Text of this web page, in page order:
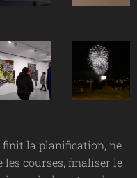
finit la planification, ne
courses, finaliser le